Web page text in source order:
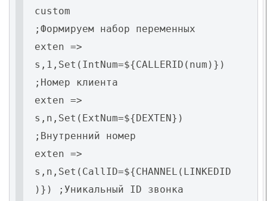
custom
;Формируем набор переменных
exten =>
s,1,Set(IntNum=${CALLERID(num)})
;Номер клиента
exten =>
s,n,Set(ExtNum=${DEXTEN})
;Внутренний номер
exten =>
s,n,Set(CallID=${CHANNEL(LINKEDID
)}) ;Уникальный ID звонка